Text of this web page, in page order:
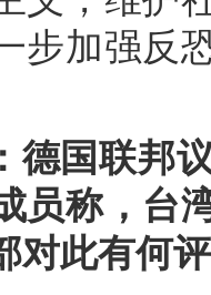
步加强反
德国联邦
员称，台
对此有何